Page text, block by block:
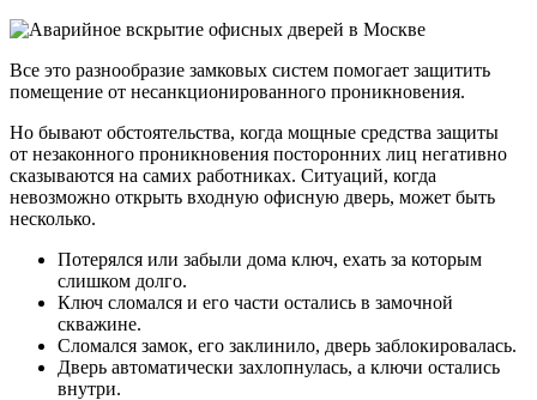
Все это разнообразие замковых систем помогает защитить
помещение от несанкционированного проникновения.
Но бывают обстоятельства, когда мощные средства защиты
от незаконного проникновения посторонних лиц негативно
сказываются на самих работниках. Ситуаций, когда
невозможно открыть входную офисную дверь, может быть
несколько.
Потерялся или забыли дома ключ, ехать за которым
слишком долго.
Ключ сломался и его части остались в замочной
скважине.
Сломался замок, его заклинило, дверь заблокировалась.
Дверь автоматически захлопнулась, а ключи остались
внутри.